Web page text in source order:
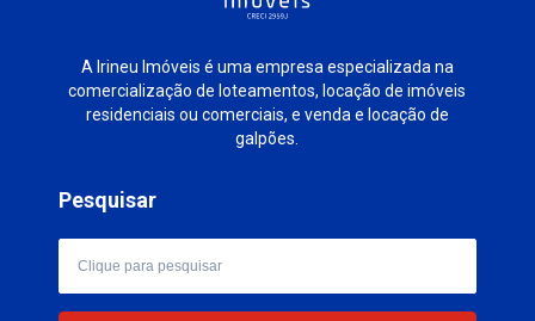
A Irineu Imóveis é uma empresa especializada na
comercialização de loteamentos, locação de imóveis
residenciais ou comerciais, e venda e locação de
galpões.
Pesquisar